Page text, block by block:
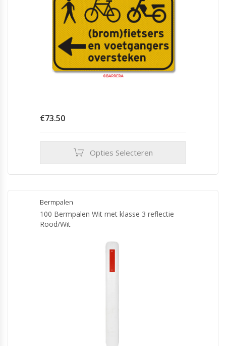
€73.50
Opties Selecteren
heeft
meerdere
variaties.
Deze
optie
Bermpalen
100 Bermpalen Wit met klasse 3 reflectie
Rood/Wit